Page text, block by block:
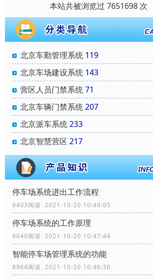
本站共被浏览过 7651698 次
北京车勤管理系统 119
北京车场建设系统 143
营区人员门禁系统71
北京车辆门禁系统207
北京派车系统233
北京智慧营区 217
停车场系统进出工作流程
9403阅读 2021-10-20 10:49:05
停车场系统的工作原理
9040阅读 2021-10-20 10:47:44
智能停车场管理系统的功能
8964阅读 2021-10-20 10:46:36